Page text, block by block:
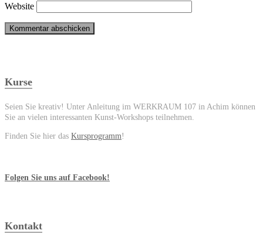
Website
Kurse
Seien Sie kreativ! Unter Anleitung im WERKRAUM 107 in Achim können
Sie an vielen interessanten Kunst-Workshops teilnehmen.
Finden Sie hier das Kursprogramm!
Folgen Sie uns auf Facebook!
Kontakt